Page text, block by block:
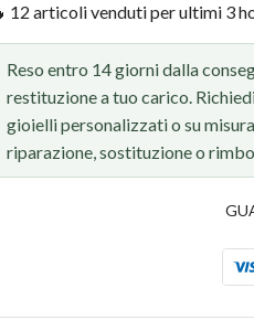
12 articoli venduti per ultimi 3
Reso entro 14 giorni dalla
restituzione a tuo carico.
gioielli personalizzati o su
riparazione, sostituzione o